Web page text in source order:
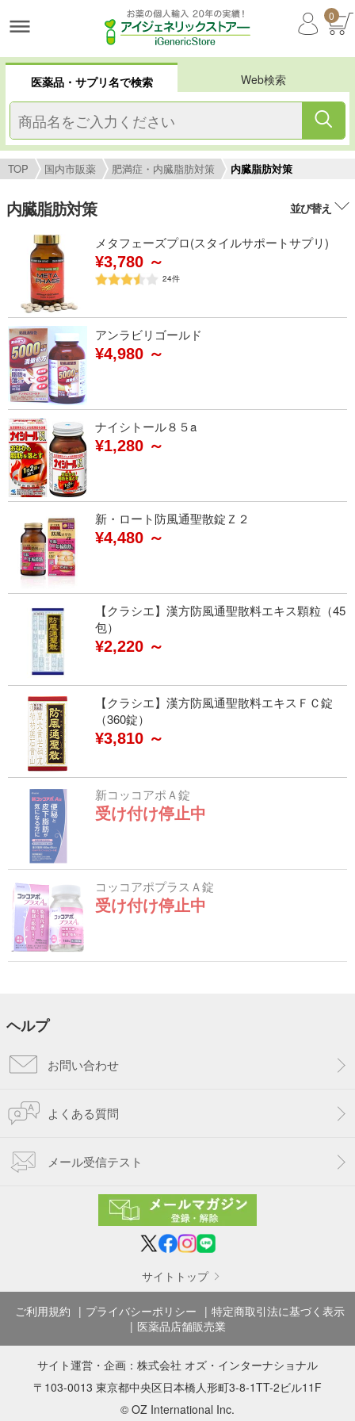
0
医薬品・サプリ名で検索 Web検索
TOP 国内市販薬 肥満症・内臓脂肪対策 内臓脂肪対策
内臓脂肪対策 並び替え
メタフェーズプロ(スタイルサポートサプリ)
¥3,780 ～
24件
アンラビリゴールド
¥4,980 ～
ナイシトール８５a
¥1,280 ～
新・ロート防風通聖散錠Ｚ２
¥4,480 ～
【クラシエ】漢方防風通聖散料エキス顆粒（45
包）
¥2,220 ～
【クラシエ】漢方防風通聖散料エキスＦＣ錠
（360錠）
¥3,810 ～
新コッコアポＡ錠
受け付け停止中
コッコアポプラスＡ錠
受け付け停止中
ヘルプ
お問い合わせ
よくある質問
メール受信テスト
サイトトップ
ご利用規約 プライバシーポリシー
特定商取引法に基づく表示
医薬品店舗販売業
サイト運営・企画： 株式会社 オズ・インターナショナル
〒103-0013 東京都中央区日本橋人形町3-8-1TT-2ビル11F
© OZ International Inc.